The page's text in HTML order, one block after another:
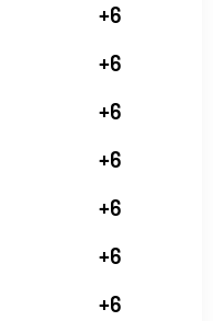
+6
+6
+6
+6
+6
+6
+6